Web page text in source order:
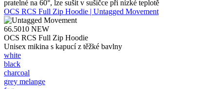
pratelné na 60°, lze sušit v sušičce při nízké teplotě
OCS RCS Full Zip Hoodie | Untagged Movement
66.5010 NEW
OCS RCS Full Zip Hoodie
Unisex mikina s kapucí z těžké bavlny
white
black
charcoal
grey melange